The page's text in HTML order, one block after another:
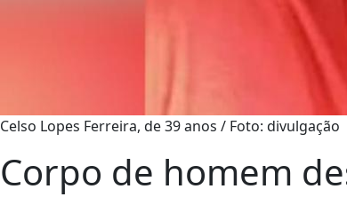
Celso Lopes Ferreira, de 39 anos / Foto: divulgação
Corpo de homem